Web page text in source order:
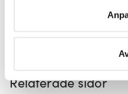
Ta reda på mer om hur
Du kan ändra eller dra
Låt dig
Relaterade sidor